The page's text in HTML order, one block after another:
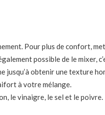
Pour plus de confort,
possible de le mixer,
jusqu’à obtenir une texture
à votre mélange.
le vinaigre, le sel et le poivre.